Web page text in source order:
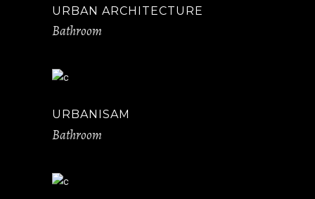
URBAN ARCHITECTURE
Bathroom
URBANISAM
Bathroom